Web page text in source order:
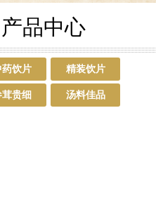
产品中心
药饮片 精装饮片
汤料佳品
茸贵细